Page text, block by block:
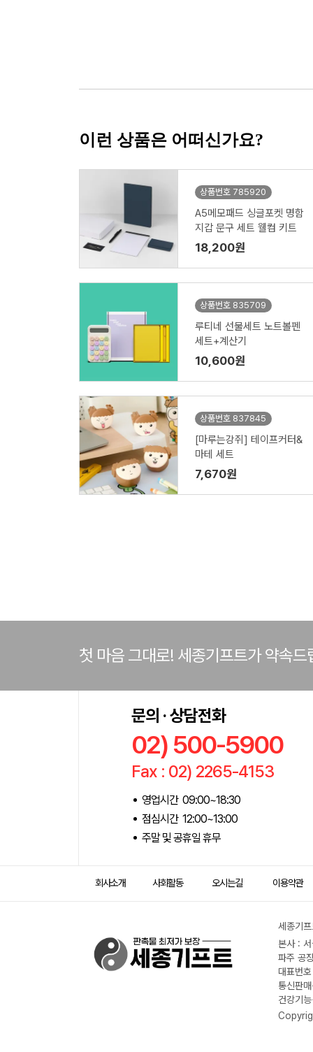
이런 상품은 어떠신가요?
상품번호 785920
A5메모패드 싱글포켓 명함
지갑 문구 세트 웰컴 키트
18,200원
상품번호 835709
루티네 선물세트 노트볼펜
세트+계산기
10,600원
상품번호 837845
[마루는강쥐] 테이프커터&
마테 세트
7,670원
첫 마음 그대로! 세종기프트가 약속드
문의 · 상담전화
02) 500-5900
Fax : 02) 2265-4153
영업시간 09:00~18:30
점심시간 12:00~13:00
주말 및 공휴일 휴무
회사소개 사회활동 오시는길 이용약관
세종기
본사 :
파주 공
대표번
통신판
건강기